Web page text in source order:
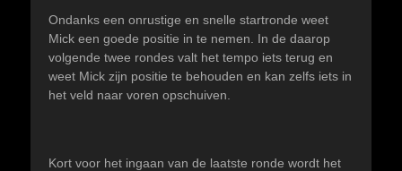
Ondanks een onrustige en snelle startronde weet
Mick een goede positie in te nemen. In de daarop
volgende twee rondes valt het tempo iets terug en
weet Mick zijn positie te behouden en kan zelfs iets in
het veld naar voren opschuiven.
Kort voor het ingaan van de laatste ronde wordt het